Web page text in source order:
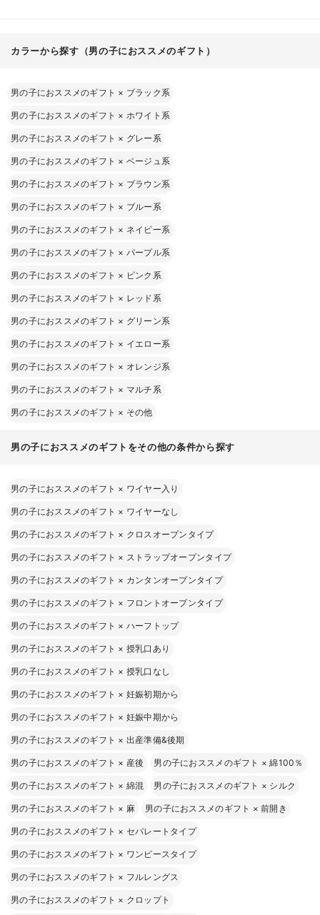
カラーから探す（男の子におススメのギフト）
男の子におススメのギフト × ブラック系
男の子におススメのギフト × ホワイト系
男の子におススメのギフト × グレー系
男の子におススメのギフト × ベージュ系
男の子におススメのギフト × ブラウン系
男の子におススメのギフト × ブルー系
男の子におススメのギフト × ネイビー系
男の子におススメのギフト × パープル系
男の子におススメのギフト × ピンク系
男の子におススメのギフト × レッド系
男の子におススメのギフト × グリーン系
男の子におススメのギフト × イエロー系
男の子におススメのギフト × オレンジ系
男の子におススメのギフト × マルチ系
男の子におススメのギフト × その他
男の子におススメのギフトをその他の条件から探す
男の子におススメのギフト × ワイヤー入り
男の子におススメのギフト × ワイヤーなし
男の子におススメのギフト × クロスオープンタイプ
男の子におススメのギフト × ストラップオープンタイプ
男の子におススメのギフト × カンタンオープンタイプ
男の子におススメのギフト × フロントオープンタイプ
男の子におススメのギフト × ハーフトップ
男の子におススメのギフト × 授乳口あり
男の子におススメのギフト × 授乳口なし
男の子におススメのギフト × 妊娠初期から
男の子におススメのギフト × 妊娠中期から
男の子におススメのギフト × 出産準備&後期
男の子におススメのギフト × 産後 男の子におススメのギフト ×綿100％
男の子におススメのギフト × 綿混 男の子におススメのギフト × シルク
男の子におススメのギフト × 麻 男の子におススメのギフト ×前開き
男の子におススメのギフト × セパレートタイプ
男の子におススメのギフト × ワンピースタイプ
男の子におススメのギフト × フルレングス
男の子におススメのギフト × クロップト